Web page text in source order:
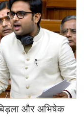
और अभिषेक